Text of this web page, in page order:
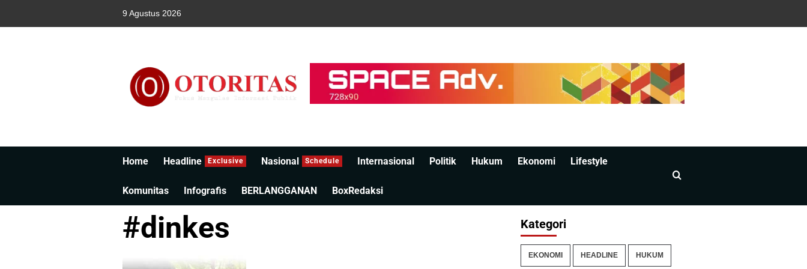
9 Agustus 2026
Home Headline Exclusive Nasional Schedule Internasional Politik Hukum Ekonomi Lifestyle
Komunitas Infografis BERLANGGANAN BoxRedaksi
#dinkes Kategori
EKONOMI HEADLINE HUKUM